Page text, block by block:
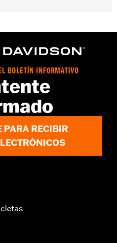
ligera.
limitada - Consultawww.h-
información
, Breathable
BOLETÍN INFORMATIVO
PARA RECIBIR